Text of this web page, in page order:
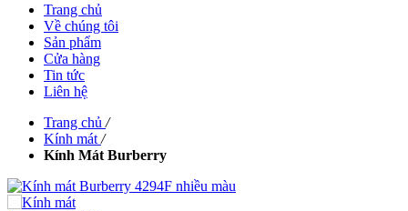
Trang chủ
Về chúng tôi
Sản phẩm
Cửa hàng
Tin tức
Liên hệ
Trang chủ /
Kính mát /
Kính Mát Burberry